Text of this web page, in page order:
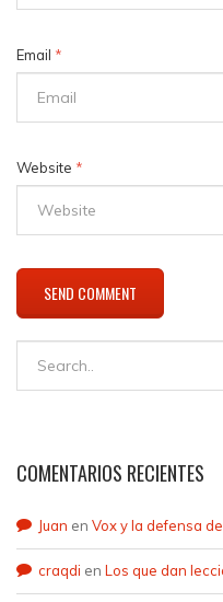
Email *
Website *
COMENTARIOS RECIENTES
Juan en Vox y la defensa
craqdi en Los que dan